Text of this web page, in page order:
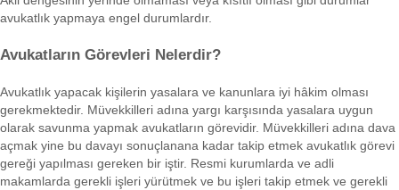
avukatlık yapmaya engel durumlardır.
Avukatların Görevleri Nelerdir?
Avukatlık yapacak kişilerin yasalara ve kanunlara iyi hâkim olması
gerekmektedir. Müvekkilleri adına yargı karşısında yasalara uygun
olarak savunma yapmak avukatların görevidir. Müvekkilleri adına dava
açmak yine bu davayı sonuçlanana kadar takip etmek avukatlık görevi
gereği yapılması gereken bir iştir. Resmi kurumlarda ve adli
makamlarda gerekli işleri yürütmek ve bu işleri takip etmek ve gerekli